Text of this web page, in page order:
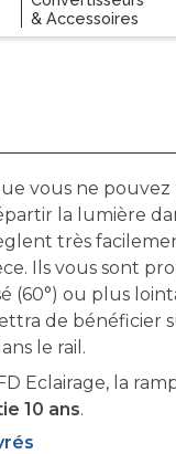
& Accessoires
vous ne
la lumière
très
Ils vous sont
(60°) ou plus
de bénéficier
le rail.
Eclairage, la
10 ans.